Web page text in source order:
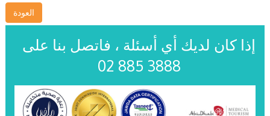
العودة
إذا كان لديك أي أسئلة ، فاتصل بنا على
02 885 3888